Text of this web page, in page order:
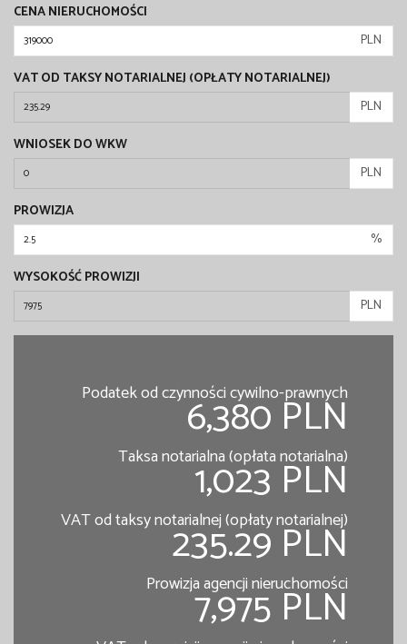
CENA NIERUCHOMOŚCI
PLN
VAT OD TAKSY NOTARIALNEJ (OPŁATY NOTARIALNEJ)
PLN
WNIOSEK DO WKW
PLN
PROWIZJA
%
WYSOKOŚĆ PROWIZJI
PLN
Podatek od czynności cywilno-prawnych
6,380 PLN
Taksa notarialna (opłata notarialna)
1,023 PLN
VAT od taksy notarialnej (opłaty notarialnej)
235.29 PLN
Prowizja agencji nieruchomości
7,975 PLN